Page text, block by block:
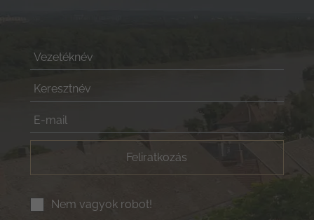
Feliratkozás
Nem vagyok robot!